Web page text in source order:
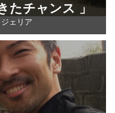
たチャンス 」
ェリア